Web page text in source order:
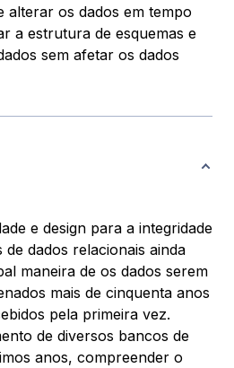
alterar os dados em tempo
a estrutura de esquemas e
sem afetar os dados
e design para a integridade
dados relacionais ainda
maneira de os dados serem
mais de cinquenta anos
pela primeira vez.
de diversos bancos de
anos, compreender o